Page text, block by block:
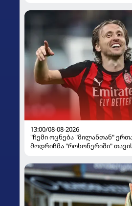
13:00/08-08-2026
"ჩემი ოცნება "მილანთან"
მოდრიჩმა "როსონერიში"